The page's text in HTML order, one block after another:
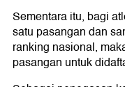
Sementara itu, bagi
satu pasangan dan
ranking nasional,
pasangan untuk